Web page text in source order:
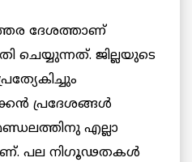
ദേശത്താണ്
ചെയ്യുന്നത്. ജില്ലയുടെ
പ്രദേശങ്ങൾ
എല്ലാ
പല നിഗൂഢതകൾ